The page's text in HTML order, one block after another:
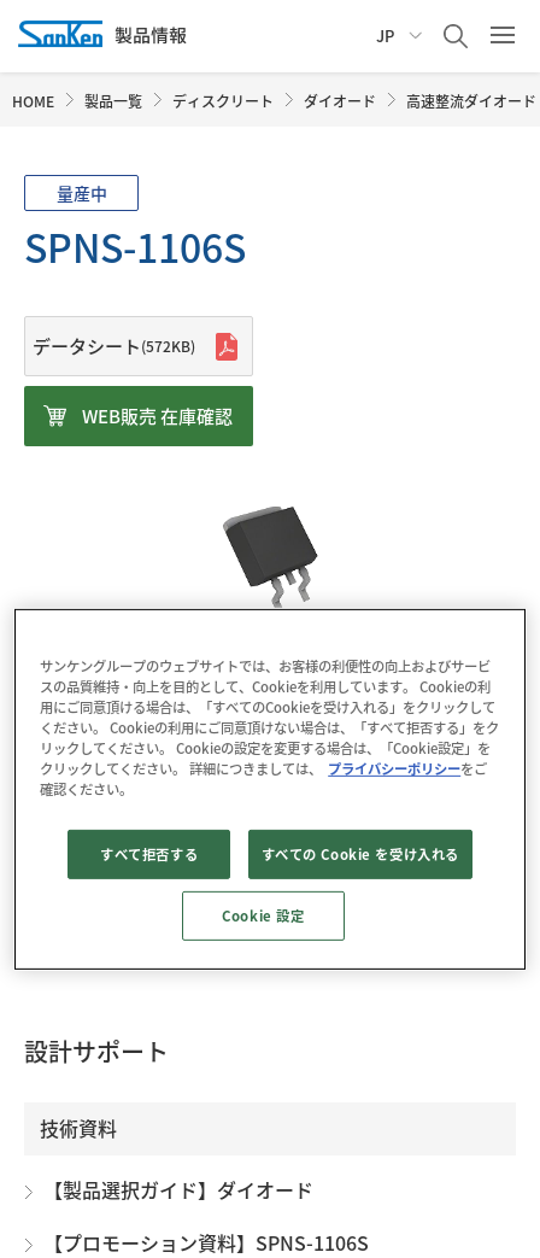
JP
HOME 製品一覧 ディスクリート ダイオード 高速整流ダイオード
量産中
SPNS-1106S
RoHS : YES
データシート(572KB)
WEB販売 在庫確認
SPNS-1106Sは600 V、10 Aの高速整流ダイオードです。
低VF特性と高速リカバリー特性を両立し、損失の低減に
貢献します。trrはライフタイム制御の最適化により100
nsを実現しました。高放熱パッケージの採用により、優
データダウンロード
3D CADデータ
設計サポート
技術資料
【製品選択ガイド】ダイオード
【プロモーション資料】SPNS-1106S
サンケングループのウェブサイトでは、お客様の利便性の向上およびサービ
スの品質維持・向上を目的として、Cookieを利用しています。 Cookieの利
用にご同意頂ける場合は、「すべてのCookieを受け入れる」をクリックして
ください。 Cookieの利用にご同意頂けない場合は、「すべて拒否する」をク
リックしてください。 Cookieの設定を変更する場合は、「Cookie設定」を
クリックしてください。 詳細につきましては、
プライバシーポリシーをご
確認ください。
すべて拒否する すべての Cookie を受け入れる
Cookie 設定